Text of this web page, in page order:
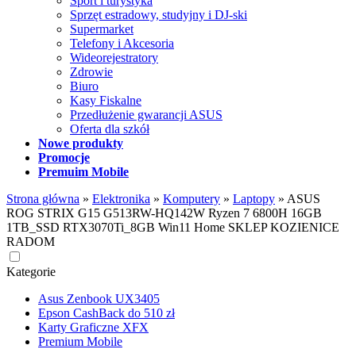
Sprzęt estradowy, studyjny i DJ-ski
Supermarket
Telefony i Akcesoria
Wideorejestratory
Zdrowie
Biuro
Kasy Fiskalne
Przedłużenie gwarancji ASUS
Oferta dla szkół
Nowe produkty
Promocje
Premuim Mobile
Strona główna » Elektronika » Komputery » Laptopy » ASUS
ROG STRIX G15 G513RW-HQ142W Ryzen 7 6800H 16GB
1TB_SSD RTX3070Ti_8GB Win11 Home SKLEP KOZIENICE
RADOM
Kategorie
Asus Zenbook UX3405
Epson CashBack do 510 zł
Karty Graficzne XFX
Premium Mobile